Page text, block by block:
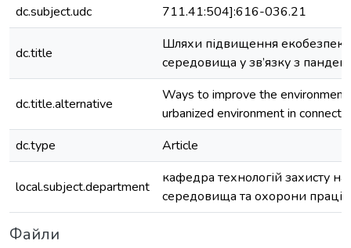
dc.subject.udc
711.41:504]:616-036.21
dc.title
Шляхи підвищення екобезпеки
середовища у зв’язку з
dc.title.alternative
Ways to improve the
urbanized environment in
dc.type
Article
local.subject.department
кафедра технологій захисту
середовища та охорони праці
Файли